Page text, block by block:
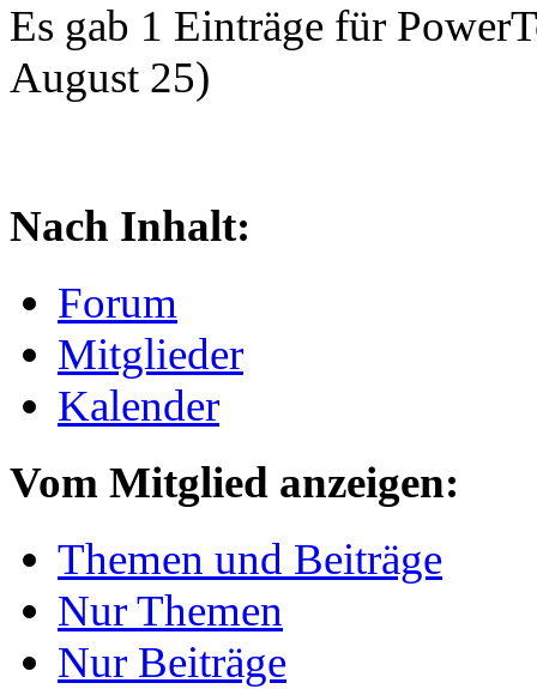
Es gab 1 Einträge für
August 25)
Nach Inhalt:
Forum
Mitglieder
Kalender
Vom Mitglied anzeigen:
Themen und Beiträge
Nur Themen
Nur Beiträge